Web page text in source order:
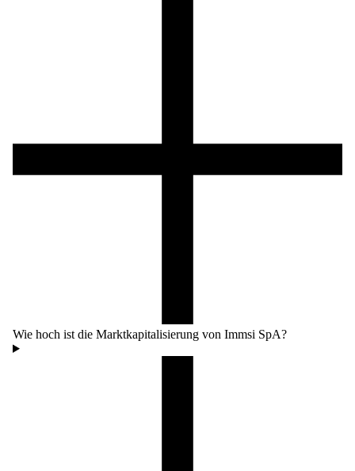
Wie hoch ist die Marktkapitalisierung von Immsi SpA?